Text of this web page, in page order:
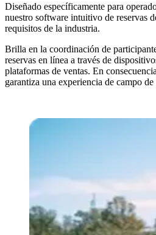
Diseñado específicamente para
nuestro software intuitivo de reservas
requisitos de la industria.
Brilla en la coordinación de
reservas en línea a través de
plataformas de ventas. En
garantiza una experiencia de campo